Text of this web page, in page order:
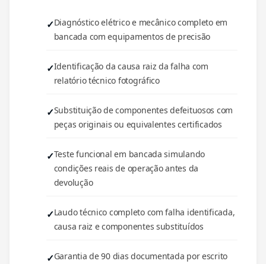
Diagnóstico elétrico e mecânico completo em
bancada com equipamentos de precisão
Identificação da causa raiz da falha com
relatório técnico fotográfico
Substituição de componentes defeituosos com
peças originais ou equivalentes certificados
Teste funcional em bancada simulando
condições reais de operação antes da
devolução
Laudo técnico completo com falha identificada,
causa raiz e componentes substituídos
Garantia de 90 dias documentada por escrito